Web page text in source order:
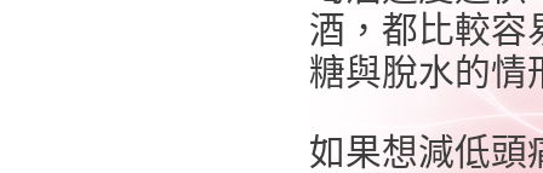
酒，都比較容
糖與脫水的情
如果想減低頭